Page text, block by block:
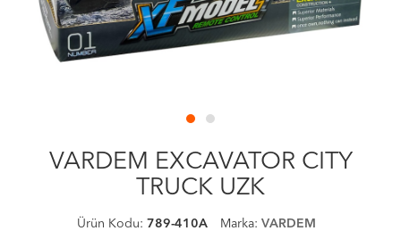
VARDEM EXCAVATOR CITY
TRUCK UZK
Ürün Kodu: 789-410A Marka: VARDEM